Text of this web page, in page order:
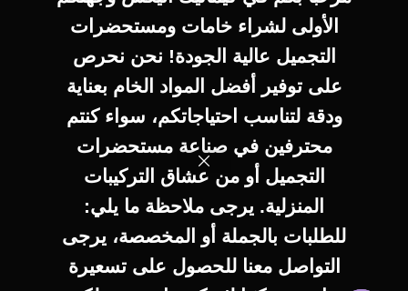
الأولى لشراء خامات ومستحضرات
التجميل عالية الجودة! نحن نحرص
على توفير أفضل المواد الخام بعناية
ودقة لتناسب احتياجاتكم، سواء كنتم
محترفين في صناعة مستحضرات
التجميل أو من عشاق التركيبات
المنزلية. يرجى ملاحظة ما يلي:
للطلبات بالجملة أو المخصصة، يرجى
التواصل معنا للحصول على تسعيرة
SELECT OPTIONS
Camomile hydrosol
هيدروسول بابونج
Hydrosol
140EGP
SELECT OPTIONS
Hydrosol Laban Dakr
هيدروسول لبان دكر
Hydrosol
140EGP